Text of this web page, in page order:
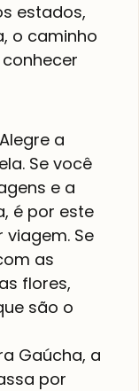
estados,
o caminho
a
Se você
e a
é por este
Se
as
flores,
são o
Gaúcha, a
por